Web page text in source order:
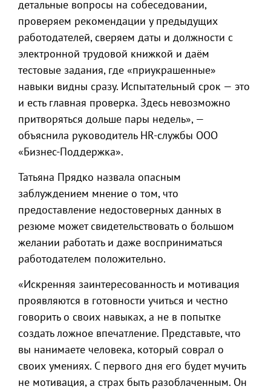
детальные вопросы на собеседовании,
проверяем рекомендации у предыдущих
работодателей, сверяем даты и должности с
электронной трудовой книжкой и даём
тестовые задания, где «приукрашенные»
навыки видны сразу. Испытательный срок — это
и есть главная проверка. Здесь невозможно
притворяться дольше пары недель», —
объяснила руководитель HR-службы ООО
«Бизнес-Поддержка».
Татьяна Прядко назвала опасным
заблуждением мнение о том, что
предоставление недостоверных данных в
резюме может свидетельствовать о большом
желании работать и даже восприниматься
работодателем положительно.
«Искренняя заинтересованность и мотивация
проявляются в готовности учиться и честно
говорить о своих навыках, а не в попытке
создать ложное впечатление. Представьте, что
вы нанимаете человека, который соврал о
своих умениях. С первого дня его будет мучить
не мотивация, а страх быть разоблаченным. Он